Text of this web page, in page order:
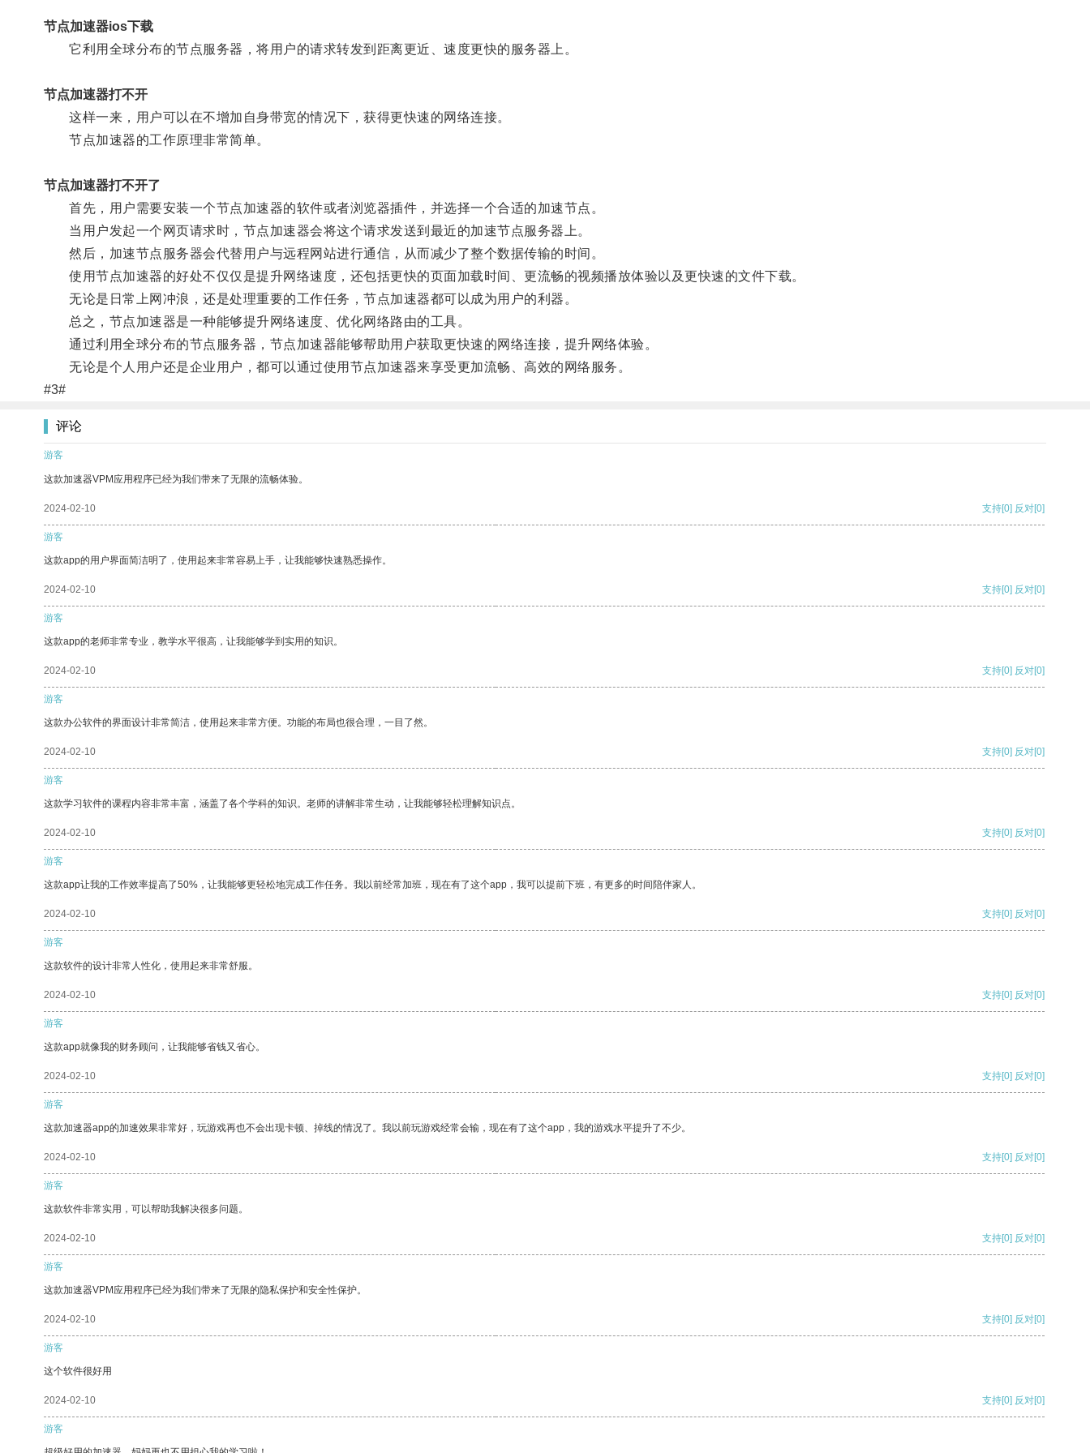
节点加速器ios下载
它利用全球分布的节点服务器，将用户的请求转发到距离更近、速度更快的服务器上。
节点加速器打不开
这样一来，用户可以在不增加自身带宽的情况下，获得更快速的网络连接。
节点加速器的工作原理非常简单。
节点加速器打不开了
首先，用户需要安装一个节点加速器的软件或者浏览器插件，并选择一个合适的加速节点。
当用户发起一个网页请求时，节点加速器会将这个请求发送到最近的加速节点服务器上。
然后，加速节点服务器会代替用户与远程网站进行通信，从而减少了整个数据传输的时间。
使用节点加速器的好处不仅仅是提升网络速度，还包括更快的页面加载时间、更流畅的视频播放体验以及更快速的文件下载。
无论是日常上网冲浪，还是处理重要的工作任务，节点加速器都可以成为用户的利器。
总之，节点加速器是一种能够提升网络速度、优化网络路由的工具。
通过利用全球分布的节点服务器，节点加速器能够帮助用户获取更快速的网络连接，提升网络体验。
无论是个人用户还是企业用户，都可以通过使用节点加速器来享受更加流畅、高效的网络服务。
#3#
评论
游客
这款加速器VPM应用程序已经为我们带来了无限的流畅体验。
2024-02-10 支持[0] 反对[0]
游客
这款app的用户界面简洁明了，使用起来非常容易上手，让我能够快速熟悉操作。
2024-02-10 支持[0] 反对[0]
游客
这款app的老师非常专业，教学水平很高，让我能够学到实用的知识。
2024-02-10 支持[0] 反对[0]
游客
这款办公软件的界面设计非常简洁，使用起来非常方便。功能的布局也很合理，一目了然。
2024-02-10 支持[0] 反对[0]
游客
这款学习软件的课程内容非常丰富，涵盖了各个学科的知识。老师的讲解非常生动，让我能够轻松理解知识点。
2024-02-10 支持[0] 反对[0]
游客
这款app让我的工作效率提高了50%，让我能够更轻松地完成工作任务。我以前经常加班，现在有了这个app，我可以提前下班，有更多的时间陪伴家人。
2024-02-10 支持[0] 反对[0]
游客
这款软件的设计非常人性化，使用起来非常舒服。
2024-02-10 支持[0] 反对[0]
游客
这款app就像我的财务顾问，让我能够省钱又省心。
2024-02-10 支持[0] 反对[0]
游客
这款加速器app的加速效果非常好，玩游戏再也不会出现卡顿、掉线的情况了。我以前玩游戏经常会输，现在有了这个app，我的游戏水平提升了不少。
2024-02-10 支持[0] 反对[0]
游客
这款软件非常实用，可以帮助我解决很多问题。
2024-02-10 支持[0] 反对[0]
游客
这款加速器VPM应用程序已经为我们带来了无限的隐私保护和安全性保护。
2024-02-10 支持[0] 反对[0]
游客
这个软件很好用
2024-02-10 支持[0] 反对[0]
游客